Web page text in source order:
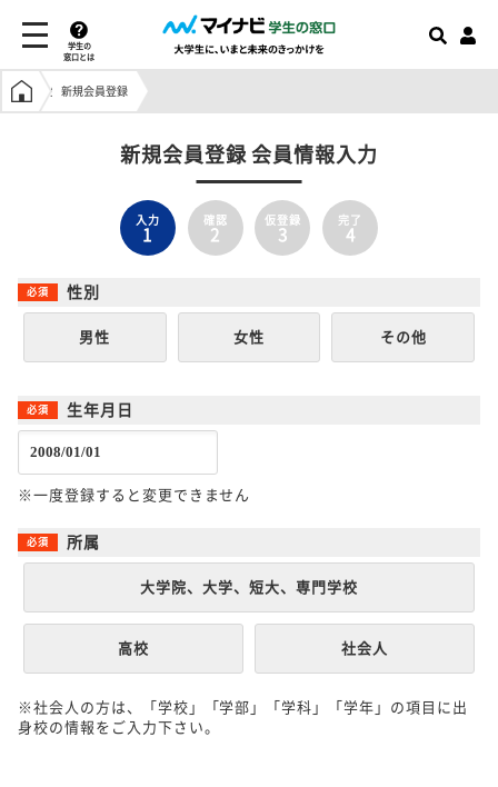
学生の
窓口とは
学生の窓口トップ
新規会員登録
新規会員登録 会員情報入力
入力
1
確認
2
仮登録
3
完了
4
性別
男性 女性 その他
生年月日
※一度登録すると変更できません
所属
大学院、大学、短大、専門学校
高校 社会人
※社会人の方は、「学校」「学部」「学科」「学年」の項目に出
身校の情報をご入力下さい。